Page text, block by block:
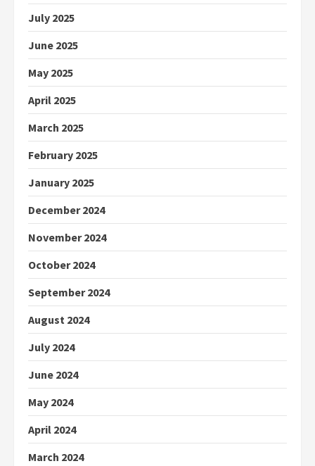
July 2025
June 2025
May 2025
April 2025
March 2025
February 2025
January 2025
December 2024
November 2024
October 2024
September 2024
August 2024
July 2024
June 2024
May 2024
April 2024
March 2024